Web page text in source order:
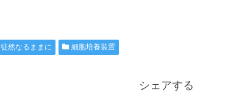
徒然なるままに 細胞培養装置
シェアする